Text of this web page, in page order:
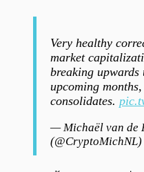
Very healthy
market
breaking
upcoming
consolidates.
— Michaël van de
(@CryptoMichNL)